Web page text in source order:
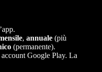
, annuale (più
(permanente).
Google Play. La